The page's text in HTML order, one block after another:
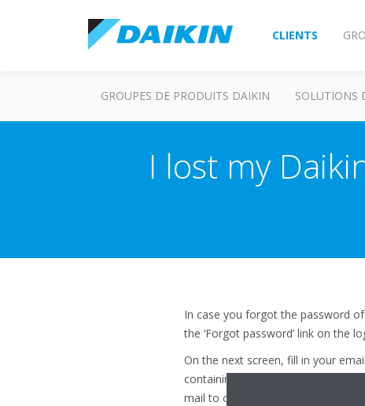
CLIENTS
GROUPES DE PRODUITS DAIKIN SOLUTIONS
I lost my
In case you forgot the password
the ‘Forgot password’ link on the
On the next screen, fill in your
containing a link to reset your
mail to choose a new password.